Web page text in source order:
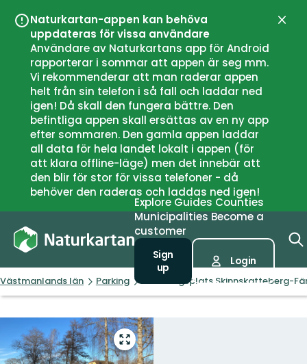
Naturkartan-appen kan behöva
uppdateras för vissa användare
Användare av Naturkartans app för Android
rapporterar i sommar att appen är seg mm.
Vi rekommenderar att man raderar appen
helt från sin telefon i så fall och laddar ned
igen! Då skall den fungera bättre. Den
befintliga appen skall ersättas av en ny app
efter sommaren. Den gamla appen laddar
all data för hela landet lokalt i appen (för
att klara offline-läge) men det innebär att
den blir för stor för vissa telefoner - då
behöver den raderas och laddas ned igen!
Close
Explore Guides Counties
Municipalities Become a
customer
Sign
up
Login
Västmanlands län Parking Parkeringsplats Skinnskatteberg-
Enter
fullscreen